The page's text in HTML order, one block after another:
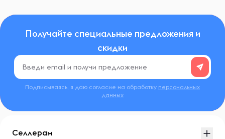
Получайте специальные предложения и
скидки
Подписываясь, я даю согласие на обработку персональных
данных
Селлерам